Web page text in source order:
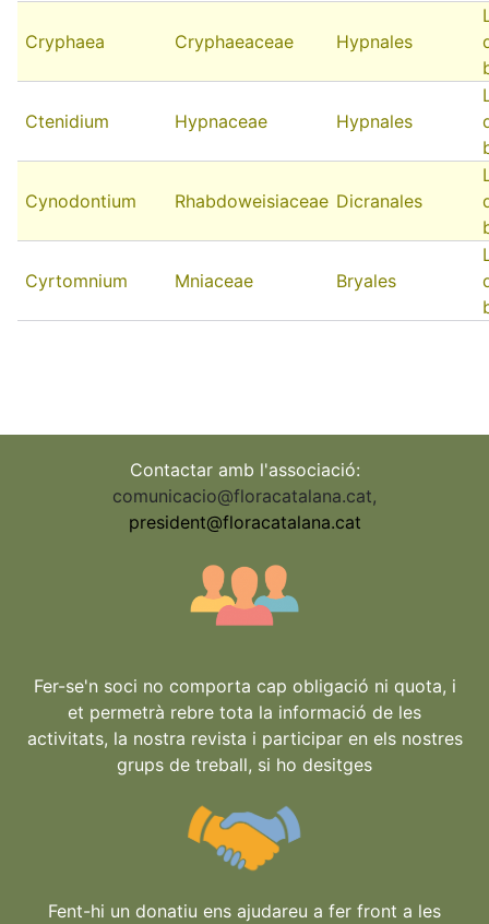
Cryphaea Cryphaeaceae Hypnales
Ctenidium Hypnaceae Hypnales
Cynodontium Rhabdoweisiaceae Dicranales
Cyrtomnium Mniaceae Bryales
Contactar amb l'associació:
comunicacio@floracatalana.cat,
president@floracatalana.cat
Fer-se'n soci no comporta cap obligació ni quota, i
et permetrà rebre tota la informació de les
activitats, la nostra revista i participar en els nostres
grups de treball, si ho desitges
Fent-hi un donatiu ens ajudareu a fer front a les